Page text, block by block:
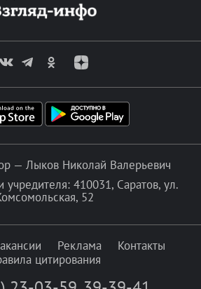
— Лыков Николай Валерьевич
410031, Саратов, ул.
52
Реклама
Контакты
цитирования